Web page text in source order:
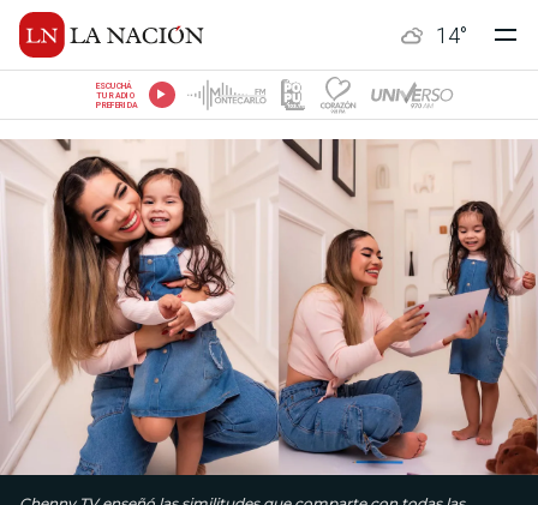
14°
ESCUCHÁ
TU RADIO
PREFERIDA